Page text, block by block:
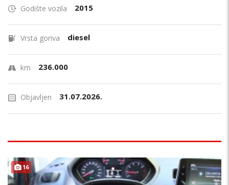
Godište vozila 2015
Vrsta goriva diesel
km 236.000
Objavljen 31.07.2026.
16